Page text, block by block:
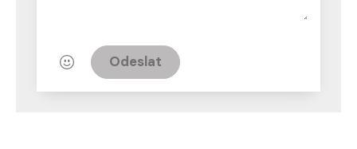
Odeslat